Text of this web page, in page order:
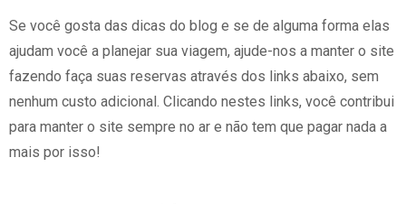
Se você gosta das dicas do blog e se de alguma forma elas
ajudam você a planejar sua viagem, ajude-nos a manter o site
fazendo faça suas reservas através dos links abaixo, sem
nenhum custo adicional. Clicando nestes links, você contribui
para manter o site sempre no ar e não tem que pagar nada a
mais por isso!